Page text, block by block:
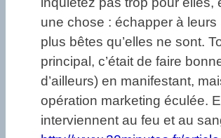
une chose : échapper à
plus bêtes qu’elles ne sont.
principal, c’était de faire
d’ailleurs) en manifestant,
opération marketing éculée.
interviennent au feu et au